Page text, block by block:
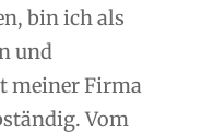
bin ich als
und
meiner Firma
Vom